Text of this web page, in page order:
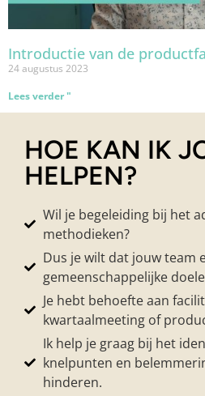
Introductie van de
24 augustus 2023
Lees verder "
HOE KAN IK
HELPEN?
Wil je begeleiding bij het
methodieken?
Dus je wilt dat jouw team
gemeenschappelijke
Je hebt behoefte aan
kwartaalmeeting of
Ik help je graag bij het
knelpunten en
hinderen.